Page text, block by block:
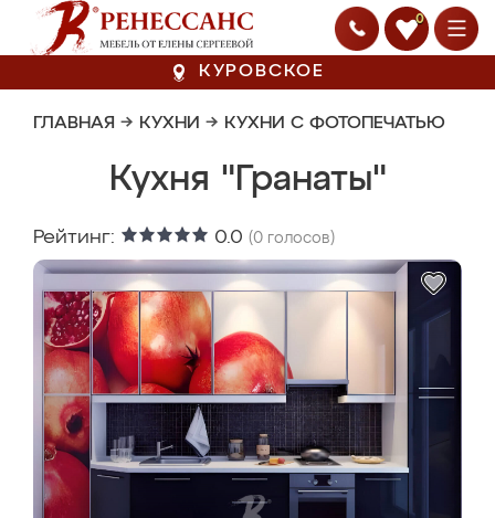
0
КУРОВСКОЕ
ГЛАВНАЯ → КУХНИ → КУХНИ С ФОТОПЕЧАТЬЮ
Кухня "Гранаты"
Рейтинг: 0.0 (0 голосов)